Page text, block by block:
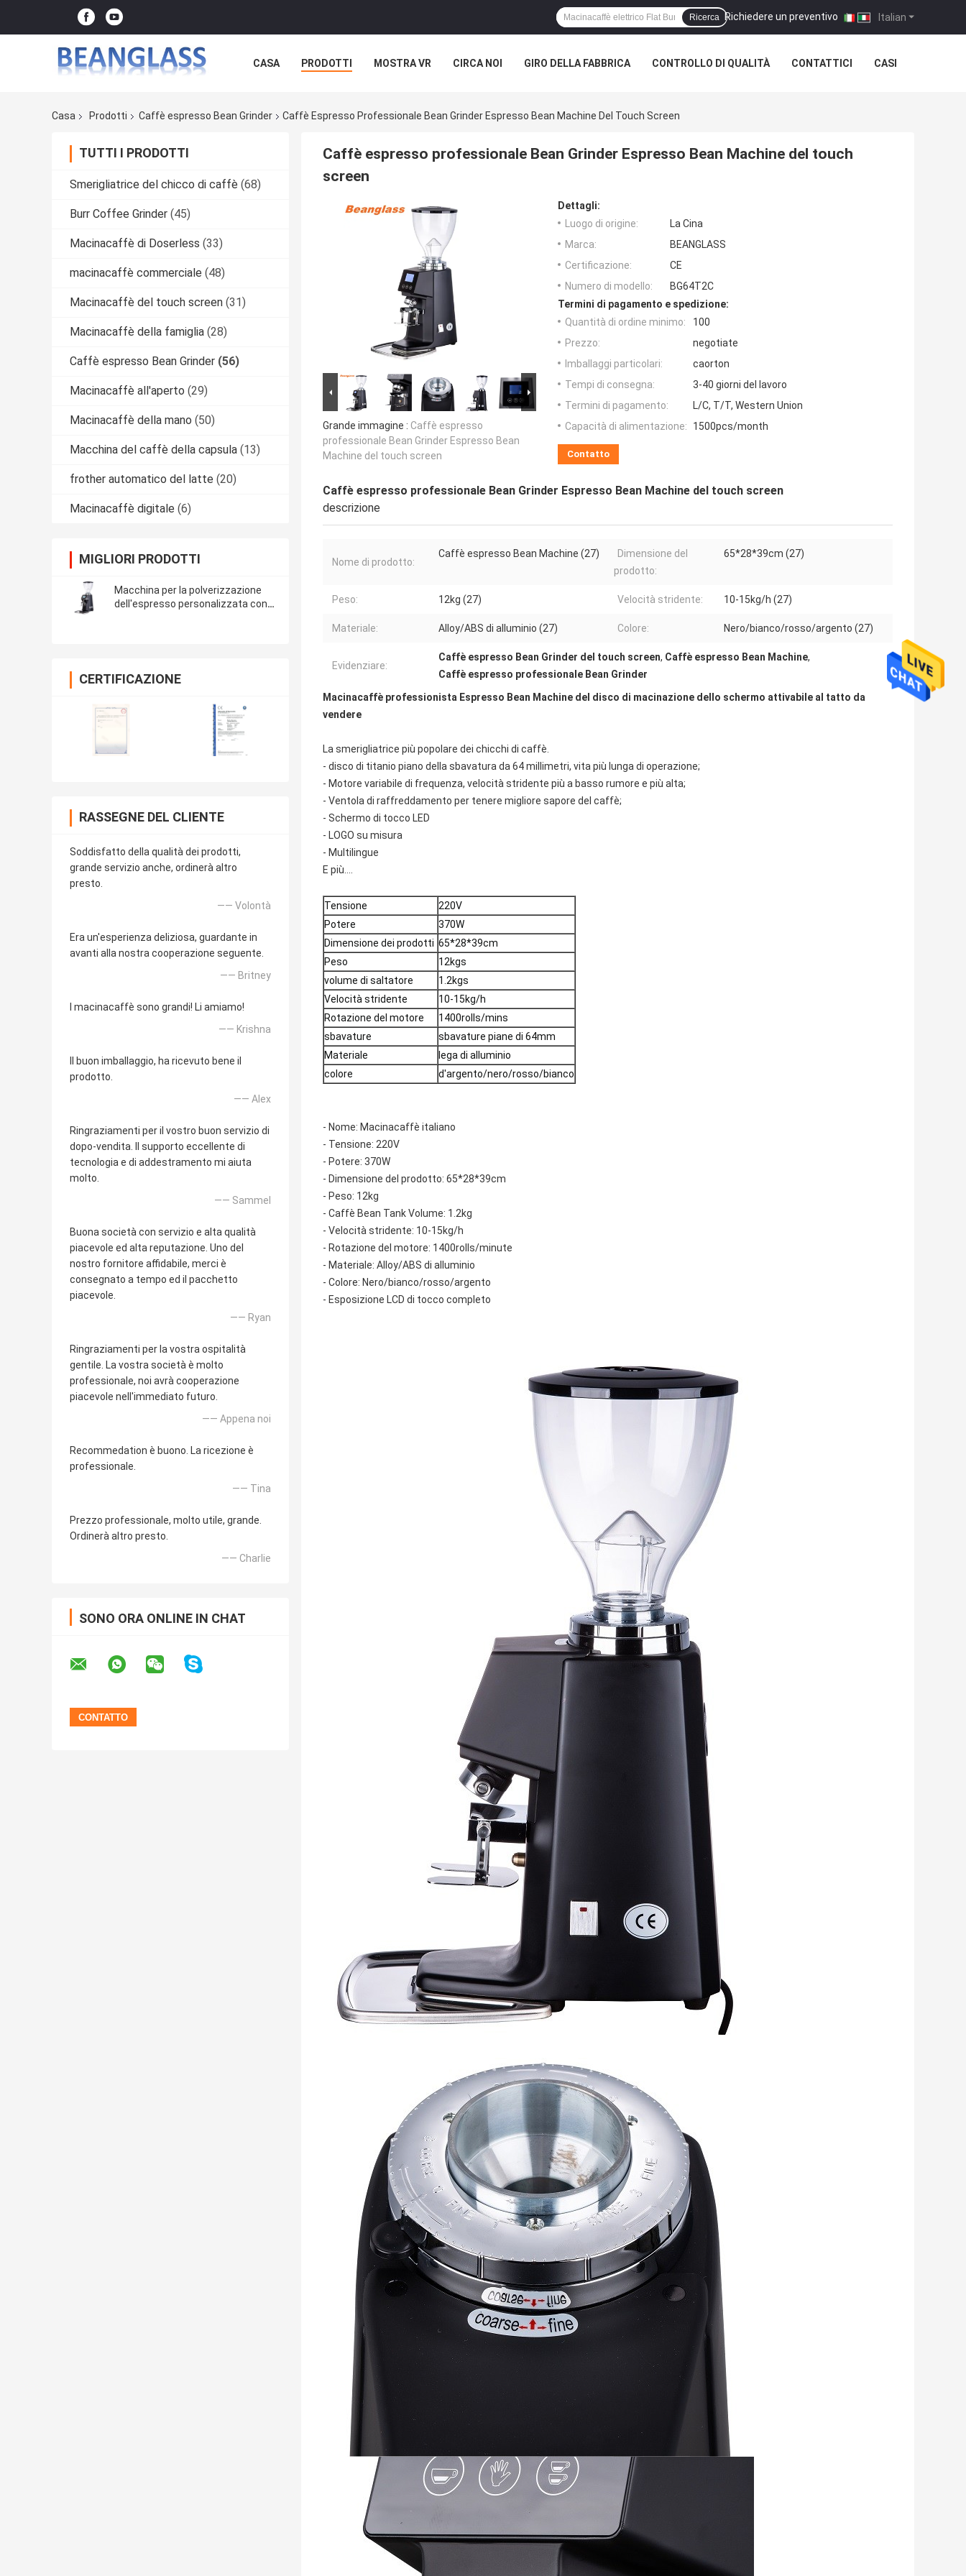
Italian
Richiedere un preventivo |
Ricerca
CASA PRODOTTI MOSTRA VR CIRCA NOI GIRO DELLA FABBRICA CONTROLLO DI QUALITÀ CONTATTICI CASI
Casa Prodotti Caffè espresso Bean Grinder Caffè Espresso Professionale Bean Grinder Espresso Bean Machine Del Touch Screen
TUTTI I PRODOTTI
Smerigliatrice del chicco di caffè (68)
Burr Coffee Grinder (45)
Macinacaffè di Doserless (33)
macinacaffè commerciale (48)
Macinacaffè del touch screen (31)
Macinacaffè della famiglia (28)
Caffè espresso Bean Grinder (56)
Macinacaffè all'aperto (29)
Macinacaffè della mano (50)
Macchina del caffè della capsula (13)
frother automatico del latte (20)
Macinacaffè digitale (6)
MIGLIORI PRODOTTI
Macchina per la polverizzazione
dell'espresso personalizzata con
CERTIFICAZIONE
RASSEGNE DEL CLIENTE
Soddisfatto della qualità dei prodotti,
grande servizio anche, ordinerà altro
presto.
—— Volontà
Era un'esperienza deliziosa, guardante in
avanti alla nostra cooperazione seguente.
—— Britney
I macinacaffè sono grandi! Li amiamo!
—— Krishna
Il buon imballaggio, ha ricevuto bene il
prodotto.
—— Alex
Ringraziamenti per il vostro buon servizio di
dopo-vendita. Il supporto eccellente di
tecnologia e di addestramento mi aiuta
molto.
—— Sammel
Buona società con servizio e alta qualità
piacevole ed alta reputazione. Uno del
nostro fornitore affidabile, merci è
consegnato a tempo ed il pacchetto
piacevole.
—— Ryan
Ringraziamenti per la vostra ospitalità
gentile. La vostra società è molto
professionale, noi avrà cooperazione
piacevole nell'immediato futuro.
—— Appena noi
Recommedation è buono. La ricezione è
professionale.
—— Tina
Prezzo professionale, molto utile, grande.
Ordinerà altro presto.
—— Charlie
SONO ORA ONLINE IN CHAT
Caffè espresso professionale Bean Grinder Espresso Bean Machine del touch
screen
Grande immagine : Caffè espresso
professionale Bean Grinder Espresso Bean
Machine del touch screen
Dettagli:
Luogo di origine:
La Cina
Marca:
BEANGLASS
Certificazione:
CE
Numero di modello:
BG64T2C
Termini di pagamento e spedizione:
Quantità di ordine minimo:
100
Prezzo:
negotiate
Imballaggi particolari:
caorton
Tempi di consegna:
3-40 giorni del lavoro
Termini di pagamento:
L/C, T/T, Western Union
Capacità di alimentazione:
1500pcs/month
Contatto
Caffè espresso professionale Bean Grinder Espresso Bean Machine del touch screen
descrizione
Nome di prodotto:
Caffè espresso Bean Machine (27)
Dimensione del
prodotto:
65*28*39cm (27)
Peso: 12kg (27) Velocità stridente: 10-15kg/h (27)
Materiale: Alloy/ABS di alluminio (27) Colore: Nero/bianco/rosso/argento (27)
Evidenziare:
Caffè espresso Bean Grinder del touch screen, Caffè espresso Bean Machine,
Caffè espresso professionale Bean Grinder
Macinacaffè professionista Espresso Bean Machine del disco di macinazione dello schermo attivabile al tatto da
vendere
La smerigliatrice più popolare dei chicchi di caffè.
- disco di titanio piano della sbavatura da 64 millimetri, vita più lunga di operazione;
- Motore variabile di frequenza, velocità stridente più a basso rumore e più alta;
- Ventola di raffreddamento per tenere migliore sapore del caffè;
- Schermo di tocco LED
- LOGO su misura
- Multilingue
E più….
Tensione
220V
Potere
370W
Dimensione dei prodotti 65*28*39cm
Peso
12kgs
volume di saltatore
1.2kgs
Velocità stridente
10-15kg/h
Rotazione del motore
1400rolls/mins
sbavature
sbavature piane di 64mm
Materiale
lega di alluminio
colore
d'argento/nero/rosso/bianco
- Nome: Macinacaffè italiano
- Tensione: 220V
- Potere: 370W
- Dimensione del prodotto: 65*28*39cm
- Peso: 12kg
- Caffè Bean Tank Volume: 1.2kg
- Velocità stridente: 10-15kg/h
- Rotazione del motore: 1400rolls/minute
- Materiale: Alloy/ABS di alluminio
- Colore: Nero/bianco/rosso/argento
- Esposizione LCD di tocco completo